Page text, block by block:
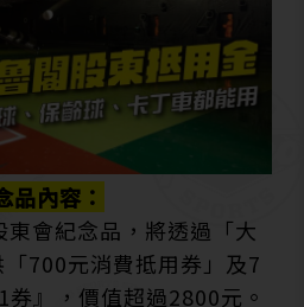
品內容：
會紀念品，將透過「大
700元消費抵用券」及7
』，價值超過2800元。